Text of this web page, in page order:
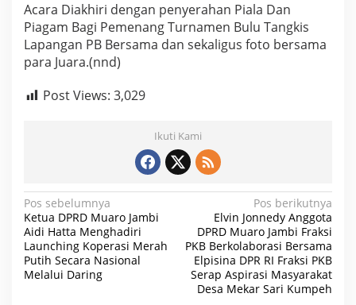
Acara Diakhiri dengan penyerahan Piala Dan
Piagam Bagi Pemenang Turnamen Bulu Tangkis
Lapangan PB Bersama dan sekaligus foto bersama
para Juara.(nnd)
Post Views: 3,029
Ikuti Kami
N
a
v
i
Pos sebelumnya
Ketua DPRD Muaro Jambi
Aidi Hatta Menghadiri
Launching Koperasi Merah
Putih Secara Nasional
Melalui Daring
Pos berikutnya
Elvin Jonnedy Anggota
DPRD Muaro Jambi Fraksi
PKB Berkolaborasi Bersama
Elpisina DPR RI Fraksi PKB
Serap Aspirasi Masyarakat
Desa Mekar Sari Kumpeh